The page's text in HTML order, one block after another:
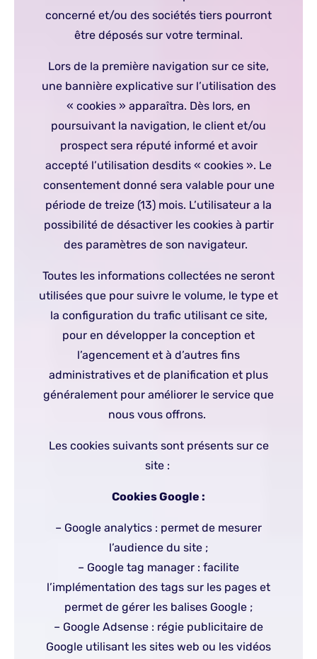
concerné et/ou des sociétés tiers pourront
être déposés sur votre terminal.
Lors de la première navigation sur ce site,
une bannière explicative sur l’utilisation des
« cookies » apparaîtra. Dès lors, en
poursuivant la navigation, le client et/ou
prospect sera réputé informé et avoir
accepté l’utilisation desdits « cookies ». Le
consentement donné sera valable pour une
période de treize (13) mois. L’utilisateur a la
possibilité de désactiver les cookies à partir
des paramètres de son navigateur.
Toutes les informations collectées ne seront
utilisées que pour suivre le volume, le type et
la configuration du trafic utilisant ce site,
pour en développer la conception et
l’agencement et à d’autres fins
administratives et de planification et plus
généralement pour améliorer le service que
nous vous offrons.
Les cookies suivants sont présents sur ce
site :
Cookies Google :
– Google analytics : permet de mesurer
l’audience du site ;
– Google tag manager : facilite
l’implémentation des tags sur les pages et
permet de gérer les balises Google ;
– Google Adsense : régie publicitaire de
Google utilisant les sites web ou les vidéos